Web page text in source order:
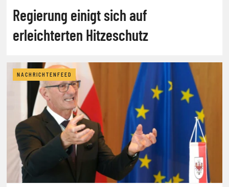
Regierung einigt sich auf
erleichterten Hitzeschutz
NACHRICHTENFEED